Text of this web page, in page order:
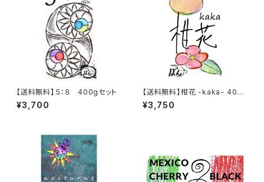
【送料無料】５：８ 400gセット
¥3,700
【送料無料】柑花 -kaka- 400g
セット
¥3,750